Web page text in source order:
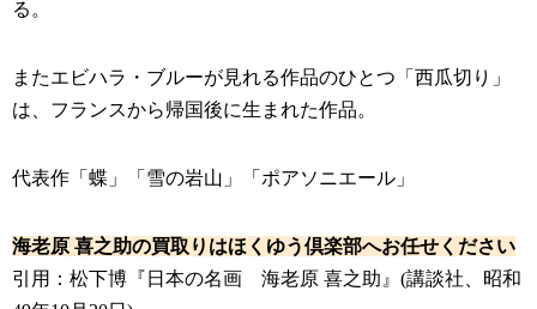
る。
またエビハラ・ブルーが見れる作品のひとつ「西瓜切り」
は、フランスから帰国後に生まれた作品。
代表作「蝶」「雪の岩山」「ポアソニエール」
海老原 喜之助の買取りはほくゆう倶楽部へお任せください
引用：松下博『日本の名画 海老原 喜之助』(講談社、昭和